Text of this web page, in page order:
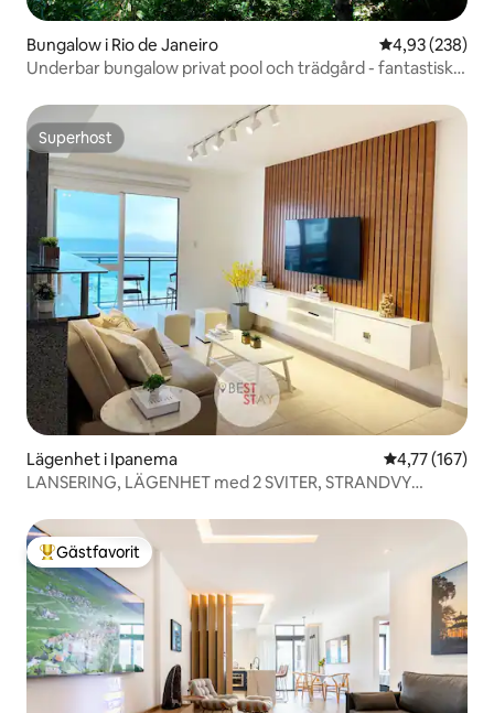
Bungalow i Rio de Janeiro 4,93 av 5 i
4,93 (238)
Underbar bungalow privat pool och trädgård - fantastisk
Superhost
Superhost
Lägenhet i Ipanema 4,77 av 5 i
4,77 (167)
LANSERING, LÄGENHET med 2 SVITER, STRANDVY
Populär gästfavorit
Gästfavorit